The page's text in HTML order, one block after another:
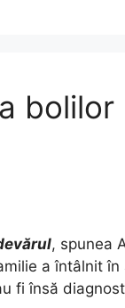
bolilor
, spunea
a întâlnit
fi însă